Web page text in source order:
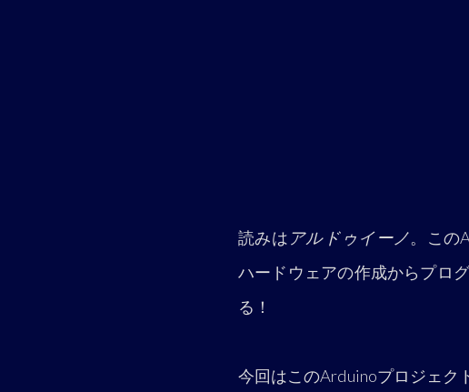
読みは アルドゥイーノ。この
ハードウェアの作成からプロ
る！
今回はこのArduinoプロジェク